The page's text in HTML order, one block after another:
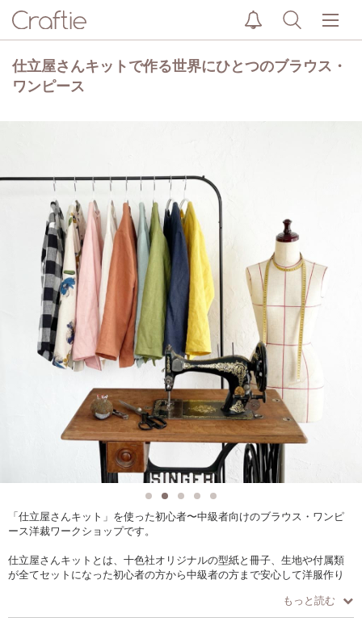
仕立屋さんキットで作る世界にひとつのブラウス・
ワンピース
「仕立屋さんキット」を使った初心者〜中級者向けのブラウス・ワンピ
ース洋裁ワークショップです。
仕立屋さんキットとは、十色社オリジナルの型紙と冊子、生地や付属類
が全てセットになった初心者の方から中級者の方まで安心して洋服作り
ワークショップに参加して頂くと、
もっと読む